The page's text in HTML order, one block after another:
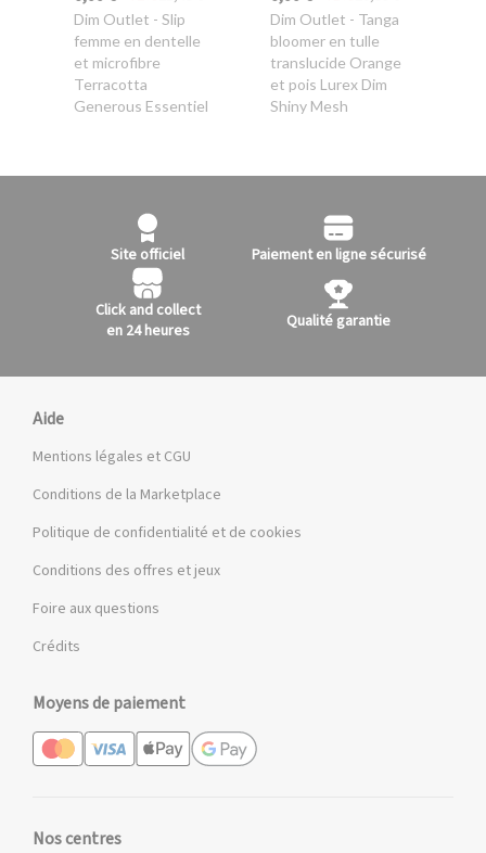
Dim Outlet - Slip
femme en dentelle
et microfibre
Terracotta
Generous Essentiel
Dim Outlet - Tanga
bloomer en tulle
translucide Orange
et pois Lurex Dim
Shiny Mesh
Site officiel Paiement en ligne sécurisé
Click and collect
en 24 heures
Qualité garantie
Aide
Mentions légales et CGU
Conditions de la Marketplace
Politique de confidentialité et de cookies
Conditions des offres et jeux
Foire aux questions
Crédits
Moyens de paiement
Nos centres